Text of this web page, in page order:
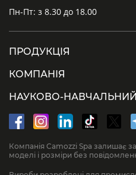
Пн-Пт: з 8.30 до 18.00
ПРОДУКЦІЯ
КОМПАНІЯ
НАУКОВО-
Компанія Camozzi Spa залишає
моделі і розміри без